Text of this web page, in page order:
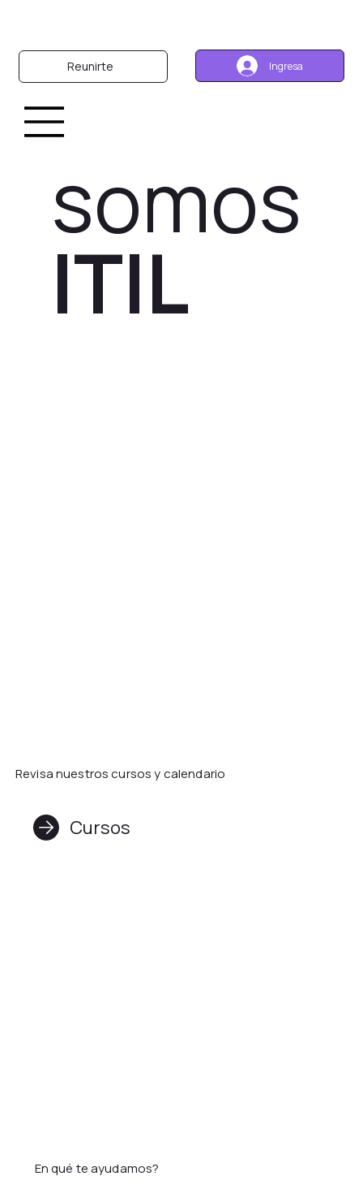
Reunirte Ingresa
somos
ITIL
Revisa nuestros cursos y calendario
Cursos
En qué te ayudamos?